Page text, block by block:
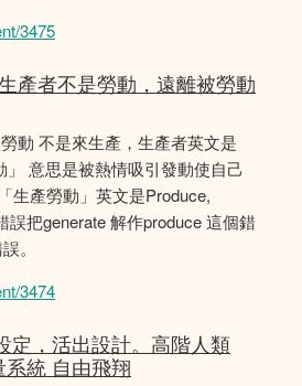
3475
產者不是勞動，遠離被勞動
動 不是來生產，生產者英文是
」 意思是被熱情吸引發動使自己
生產勞動」英文是Produce,
誤把generate 解作produce 這個錯
。
3474
定，活出設計。高階人類
統 自由飛翔